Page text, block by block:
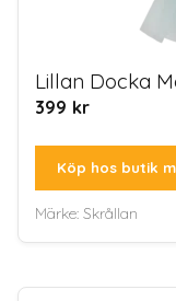
Lillan Docka
399 kr
Köp hos butik
Märke: Skrållan